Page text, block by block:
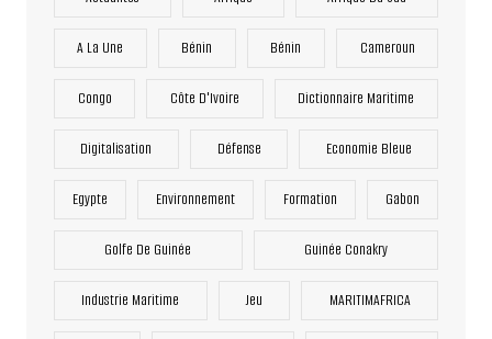
A La Une Bénin Bénin Cameroun
Congo Côte D'Ivoire Dictionnaire Maritime
Digitalisation Défense Economie Bleue
Egypte Environnement Formation Gabon
Golfe De Guinée Guinée Conakry
Industrie Maritime Jeu MARITIMAFRICA